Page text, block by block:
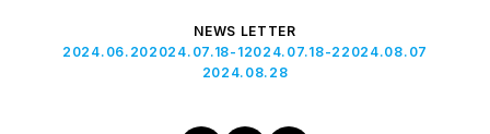
NEWS LETTER
2024.06.202024.07.18-12024.07.18-2 2024.08.07
2024.08.28